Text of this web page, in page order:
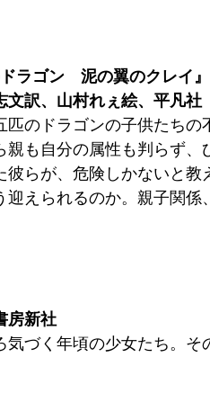
ラゴン　泥の翼のクレイ』
文訳、山村れぇ絵、平凡社
のドラゴンの子供たちの
も自分の属性も判らず、
らが、危険しかないと教
えられるのか。親子関係
房新社
づく年頃の少女たち。そ